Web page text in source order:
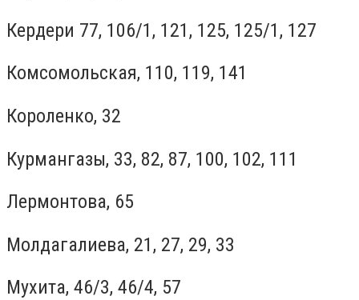
Кердери 77, 106/1, 121, 125, 125/1, 127
Комсомольская, 110, 119, 141
Короленко, 32
Курмангазы, 33, 82, 87, 100, 102, 111
Лермонтова, 65
Молдагалиева, 21, 27, 29, 33
Мухита, 46/3, 46/4, 57